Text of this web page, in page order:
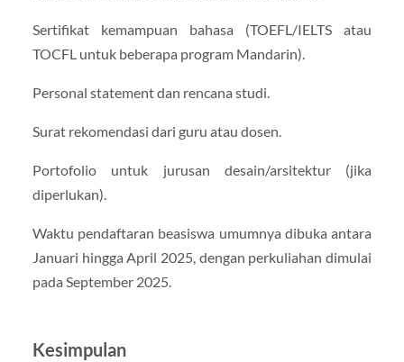
Sertifikat kemampuan bahasa (TOEFL/IELTS atau
TOCFL untuk beberapa program Mandarin).
Personal statement dan rencana studi.
Surat rekomendasi dari guru atau dosen.
Portofolio untuk jurusan desain/arsitektur (jika
diperlukan).
Waktu pendaftaran beasiswa umumnya dibuka antara
Januari hingga April 2025, dengan perkuliahan dimulai
pada September 2025.
Kesimpulan